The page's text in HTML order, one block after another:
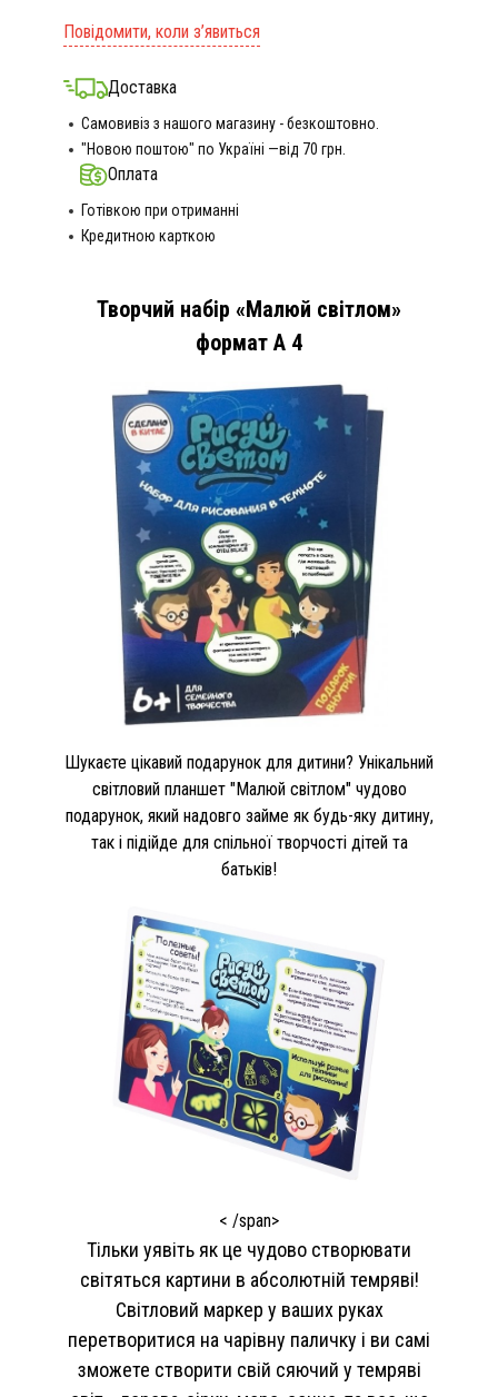
Повідомити, коли з’явиться
Доставка
Самовивіз з нашого магазину - безкоштовно.
"Новою поштою" по Україні —від 70 грн.
Оплата
Готівкою при отриманні
Кредитною карткою
Творчий набір «Малюй світлом»
формат А 4
Шукаєте цікавий подарунок для дитини? Унікальний
світловий планшет "Малюй світлом" чудово
подарунок, який надовго займе як будь-яку дитину,
так і підійде для спільної творчості дітей та
батьків!
< /span>
Тільки уявіть як це чудово створювати
світяться картини в абсолютній темряві!
Світловий маркер у ваших руках
перетворитися на чарівну паличку і ви самі
зможете створити свій сяючий у темряві